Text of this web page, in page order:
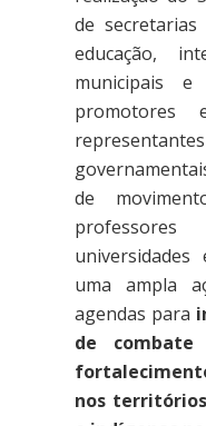
de
educação,
municipais e
promotores
de
uma ampla
agendas para
de
nos